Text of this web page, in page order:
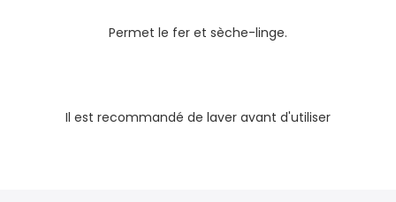
Permet le fer et sèche-linge.
Il est recommandé de laver avant d'utiliser